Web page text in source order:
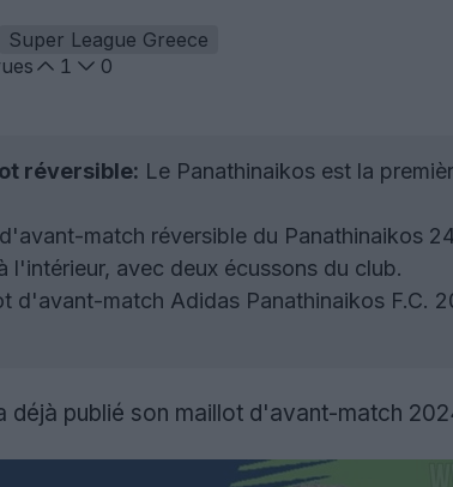
Super League Greece
1
0
réversible: Le Panathinaikos est la
match réversible du Panathinaikos
l'intérieur, avec deux écussons du club.
d'avant-match Adidas Panathinaikos F.C.
déjà publié son maillot d'avant-match